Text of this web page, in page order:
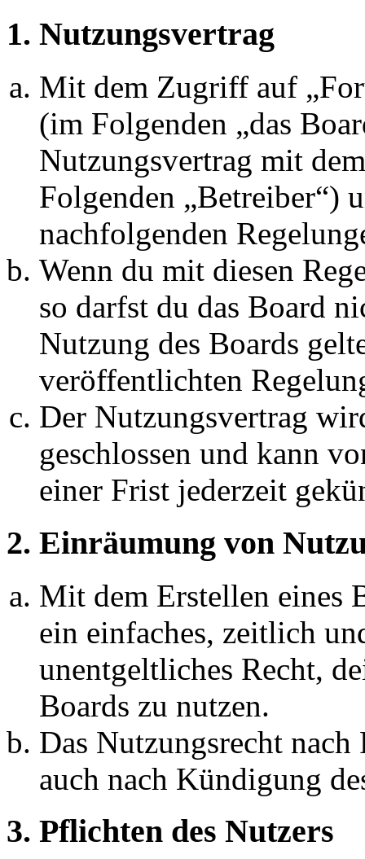
1. Nutzungsvertrag
Mit dem Zugriff auf
(im Folgenden „das
Nutzungsvertrag mit
Folgenden „Betreiber“)
nachfolgenden
Wenn du mit diesen
so darfst du das Board
Nutzung des Boards
veröffentlichten
Der Nutzungsvertrag
geschlossen und kann
einer Frist jederzeit
2. Einräumung von
Mit dem Erstellen eines
ein einfaches, zeitlich
unentgeltliches Recht,
Boards zu nutzen.
Das Nutzungsrecht
auch nach Kündigung
3. Pflichten des Nutzers